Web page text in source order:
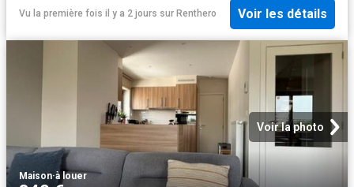
Vu la première fois il y a 2 jours sur Renthero Voir les détails
Voir la photo
Maison·à louer